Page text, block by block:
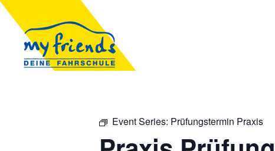
Event Series: Prüfungstermin Praxis